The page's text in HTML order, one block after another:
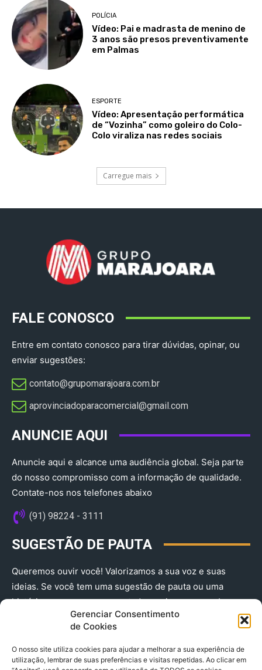
Gerenciar Consentimento
de Cookies
O nosso site utiliza cookies para ajudar a melhorar a sua experiência de
utilização, lembrar de suas preferências e visitas repetidas. Ao clicar em
POLÍCIA
Vídeo: Pai e madrasta de menino de
3 anos são presos preventivamente
em Palmas
ESPORTE
Vídeo: Apresentação performática
de “Vozinha” como goleiro do Colo-
Colo viraliza nas redes sociais
Carregue mais
FALE CONOSCO
Entre em contato conosco para tirar dúvidas, opinar, ou
enviar sugestões:
contato@grupomarajoara.com.br
aprovinciadoparacomercial@gmail.com​
ANUNCIE AQUI
Anuncie aqui e alcance uma audiência global. Seja parte
do nosso compromisso com a informação de qualidade.
Contate-nos nos telefones abaixo
(91) 98224 - 3111
SUGESTÃO DE PAUTA
Queremos ouvir você! Valorizamos a sua voz e suas
ideias. Se você tem uma sugestão de pauta ou uma
história que merece ser contada, envie-nos agora!
(91) 98224 - 3111